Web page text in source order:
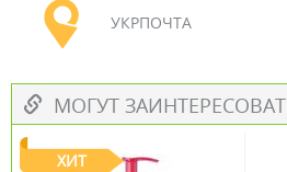
УКРПОЧТА
МОГУТ
ХИТ